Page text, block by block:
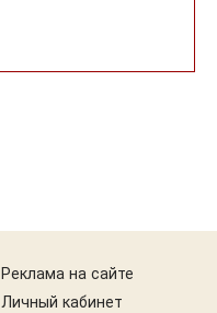
Реклама на сайте
Личный кабинет